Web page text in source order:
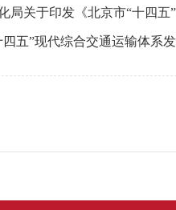
局关于印发《北京市“十四
四五”现代综合交通运输体系